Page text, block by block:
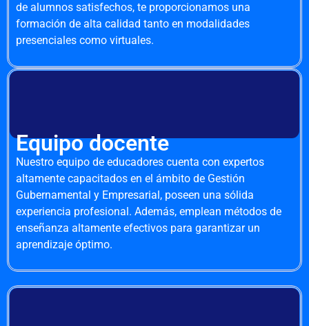
de alumnos satisfechos, te proporcionamos una
formación de alta calidad tanto en modalidades
presenciales como virtuales.
Equipo docente
Nuestro equipo de educadores cuenta con expertos
altamente capacitados en el ámbito de Gestión
Gubernamental y Empresarial, poseen una sólida
experiencia profesional. Además, emplean métodos de
enseñanza altamente efectivos para garantizar un
aprendizaje óptimo.